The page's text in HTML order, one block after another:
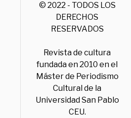
© 2022 - TODOS LOS
DERECHOS
RESERVADOS
Revista de cultura
fundada en 2010 en el
Máster de Periodismo
Cultural de la
Universidad San Pablo
CEU.